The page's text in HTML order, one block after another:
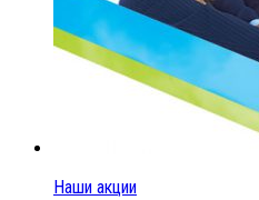
Наши акции